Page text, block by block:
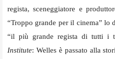
regista, sceneggiatore e
“Troppo grande per il cinema” lo
“il più grande regista di tutti i
Institute: Welles è passato alla